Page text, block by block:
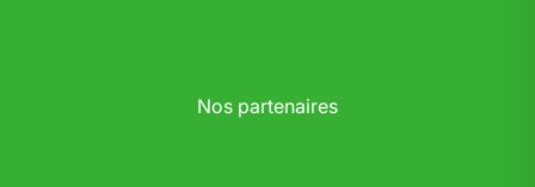
Nos partenaires